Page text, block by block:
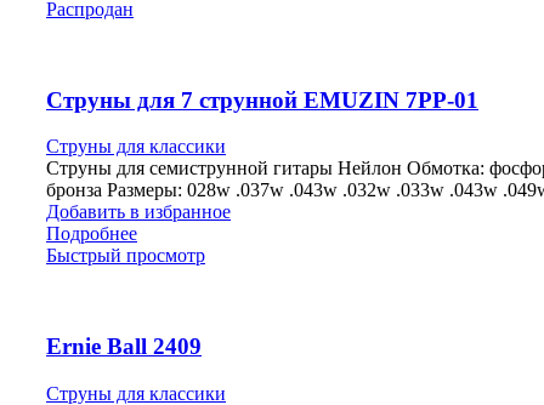
Распродан
Струны для 7 струнной EMUZIN 7PP-01
Струны для классики
Струны для семиструнной гитары Нейлон Обмотка:
бронза Размеры: 028w .037w .043w .032w .033w .043w
Добавить в избранное
Подробнее
Быстрый просмотр
Ernie Ball 2409
Струны для классики